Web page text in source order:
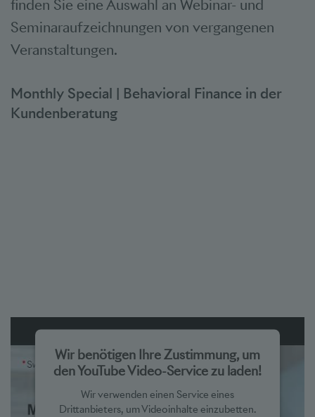
finden Sie eine Auswahl an Webinar- und
Seminaraufzeichnungen von vergangenen
Veranstaltungen.
Monthly Special | Behavioral Finance in der
Kundenberatung
Wir benötigen Ihre Zustimmung, um
den YouTube Video-Service zu laden!
Wir verwenden einen Service eines
Drittanbieters, um Videoinhalte einzubetten.